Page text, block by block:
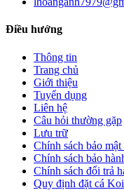
Điều hướng
Thông tin
Trang chủ
Giới thiệu
Tuyển dụng
Liên hệ
Câu hỏi thường gặp
Lưu trữ
Chính sách bảo
Chính sách bảo
Chính sách đổi trả
Quy định đặt cá Koi